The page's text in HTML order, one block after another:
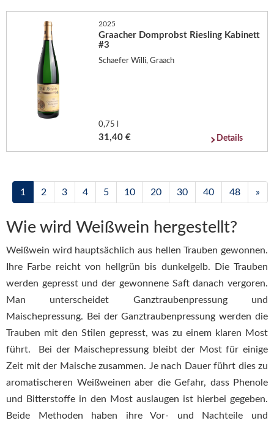
2025
Graacher Domprobst Riesling Kabinett
#3
Schaefer Willi, Graach
0,75 l
31,40 € Details
1 2 3 4 5 10 20 30 40 48 »
Wie wird Weißwein hergestellt?
Weißwein wird hauptsächlich aus hellen Trauben gewonnen.
Ihre Farbe reicht von hellgrün bis dunkelgelb. Die Trauben
werden gepresst und der gewonnene Saft danach vergoren.
Man unterscheidet Ganztraubenpressung und
Maischepressung. Bei der Ganztraubenpressung werden die
Trauben mit den Stilen gepresst, was zu einem klaren Most
führt. Bei der Maischepressung bleibt der Most für einige
Zeit mit der Maische zusammen. Je nach Dauer führt dies zu
aromatischeren Weißweinen aber die Gefahr, dass Phenole
und Bitterstoffe in den Most auslaugen ist hierbei gegeben.
Beide Methoden haben ihre Vor- und Nachteile und